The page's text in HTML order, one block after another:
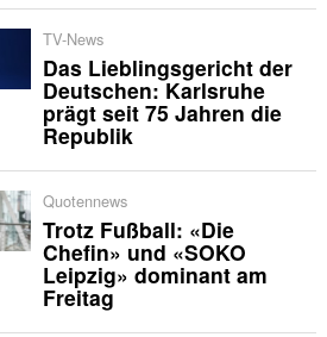
TV-News
Das Lieblingsgericht der
Deutschen: Karlsruhe
prägt seit 75 Jahren die
Republik
Quotennews
Trotz Fußball: «Die
Chefin» und «SOKO
Leipzig» dominant am
Freitag